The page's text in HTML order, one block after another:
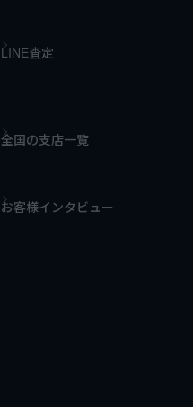
LINE査定
全国の支店一覧
お客様インタビュー